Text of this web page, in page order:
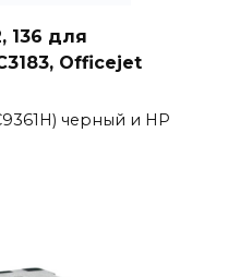
136 для
Officejet
черный и HP